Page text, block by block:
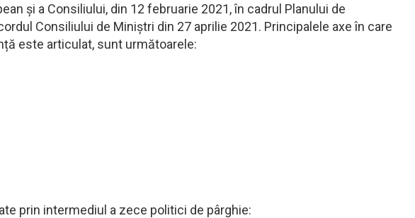
și a Consiliului, din 12 februarie 2021, în cadrul Planului de
Consiliului de Miniștri din 27 aprilie 2021. Principalele axe în care
este articulat, sunt următoarele:
prin intermediul a zece politici de pârghie: